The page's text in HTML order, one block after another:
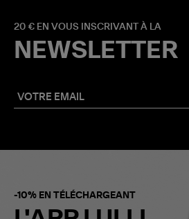
20 € EN VOUS INSCRIVANT À LA
NEWSLETTER
-10% EN TÉLÉCHARGEANT